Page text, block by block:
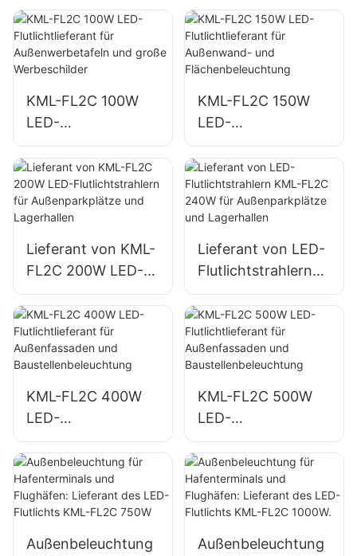
Beleuchtung für
Not- und
Katastrophenschut
Außenwerbetafeln
und große
Werbeschilder
KML-FL2C 100W
LED-
Flutlichtlieferant für
Außenwerbetafeln
und große
Werbeschilder
KML-FL2C 150W
LED-
Flutlichtlieferant für
Außenwand- und
Flächenbeleuchtun
g
Lieferant von KML-
FL2C 200W LED-
Flutlichtstrahlern
für
Außenparkplätze
und Lagerhallen
Lieferant von LED-
Flutlichtstrahlern
KML-FL2C 240W
für
Außenparkplätze
und Lagerhallen
KML-FL2C 400W
LED-
Flutlichtlieferant für
Außenfassaden
und
Baustellenbeleucht
KML-FL2C 500W
LED-
Flutlichtlieferant für
Außenfassaden
und
Baustellenbeleucht
Außenbeleuchtung
Außenbeleuchtung